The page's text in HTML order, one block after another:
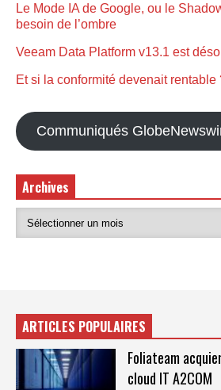
Le Mode IA de Google, ou le
besoin de l’ombre
Veeam Data Platform v13.1 est
Et si la conformité devenait rentable
Communiqués
Archives
ARTICLES POPULAIRES
Foliateam
cloud IT A2COM